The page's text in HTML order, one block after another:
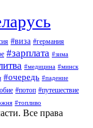
#виза #германия
#зарплата #зима
#медицина #минск
#очередь #падение
#потоп #путешествие
#топливо
Все права